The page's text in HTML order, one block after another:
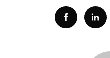
Facebook